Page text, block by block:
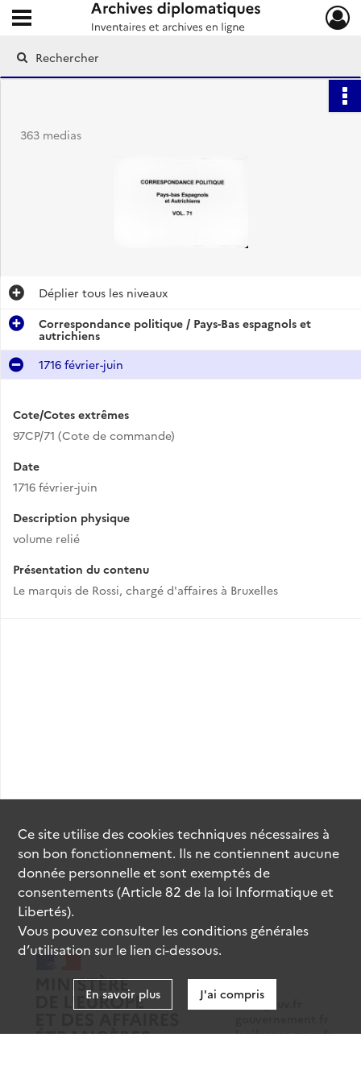
Archives diplomatiques
Ouvrir le menu déroulant
363 medias
Déplier tous les niveaux
Correspondance politique / Pays-Bas espagnols et
autrichiens
1716 février-juin
Cote/Cotes extrêmes
97CP/71 (Cote de commande)
Date
1716 février-juin
Description physique
volume relié
Présentation du contenu
Le marquis de Rossi, chargé d'affaires à Bruxelles
data.gouv.fr
legifrance.gouv.fr
Ce site utilise descookiestechniques nécessaires à
son bon fonctionnement. Ils ne contiennent aucune
donnée personnelle et sont exemptés de
consentements (Article 82 de la loi Informatique et
Libertés).
Vous pouvez consulter les conditions générales
d’utilisation sur le lien ci-dessous.
En savoir plus J'ai compris